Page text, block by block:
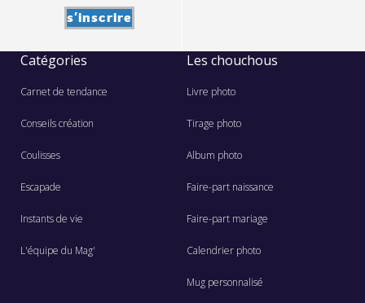
s'inscrire
Catégories
Carnet de tendance
Conseils création
Coulisses
Escapade
Instants de vie
L'équipe du Mag'
Les chouchous
Livre photo
Tirage photo
Album photo
Faire-part naissance
Faire-part mariage
Calendrier photo
Mug personnalisé